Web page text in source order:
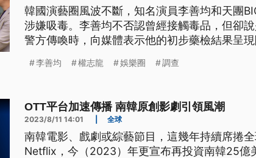
韓國演藝圈風波不斷，知名演員李善均和天團
涉嫌吸毒。李善均不否認曾經接觸毒品，但卻
警方傳喚時，向媒體表示他的初步藥檢結果呈現
李善均 權志龍 娛樂圈 調查
OTT平台加速傳播 南韓原創影劇引領風潮
2023/8/11 14:01 全球
南韓電影、戲劇或綜藝節目，這幾年持續席捲
Netflix，今（2023）年更宣布再投資南韓25億